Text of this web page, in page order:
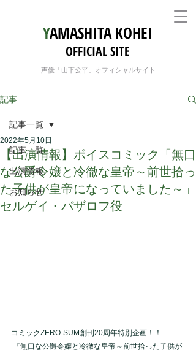
YAMASHITA KOHEI
OFFICIAL SITE
声優「山下公平」オフィシャルサイト
記事
記事一覧
出演情報
お知らせ
記事一覧
【出演情報】ボイスコミック「無口
な公爵令嬢と冷徹な皇帝～前世拾っ
た子供が皇帝になっていました～」
セルゲイ・バザロフ役
2022年5月10日
コミックZERO-SUM創刊20周年特別企画！！